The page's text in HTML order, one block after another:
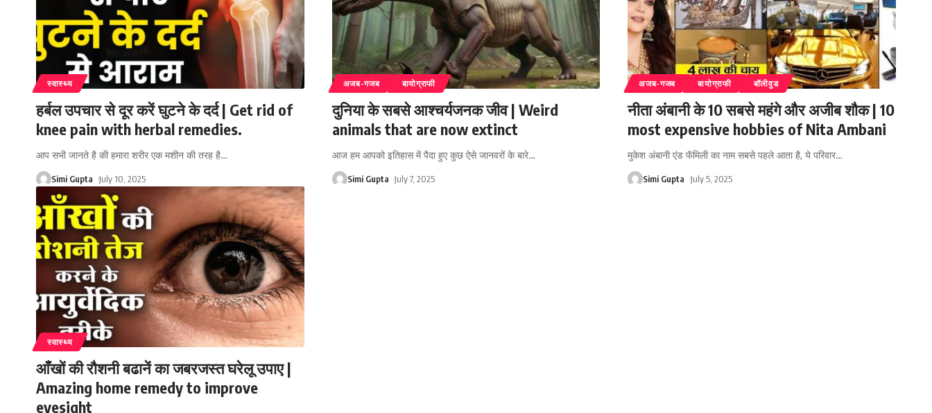
स्वास्थ्य
हर्बल उपचार से दूर करें घुटने के दर्द | Get rid of
knee pain with herbal remedies.
आप सभी जानते है की हमारा शरीर एक मशीन की तरह है…
Simi Gupta July 10, 2025
अजब-गजब बायोग्राफी
दुनिया के सबसे आश्चर्यजनक जीव | Weird
animals that are now extinct
आज हम आपको इतिहास में पैदा हुए कुछ ऐसे जानवरों के बारे…
Simi Gupta July 7, 2025
अजब-गजब बायोग्राफी बॉलीवुड
नीता अंबानी के 10 सबसे महंगे और अजीब शौक | 10
most expensive hobbies of Nita Ambani
मुकेश अंबानी एंड फॅमिली का नाम सबसे पहले आता है, ये परिवार…
Simi Gupta July 5, 2025
स्वास्थ्य
आँखों की रौशनी बढानें का जबरजस्त घरेलू उपाए |
Amazing home remedy to improve
eyesight